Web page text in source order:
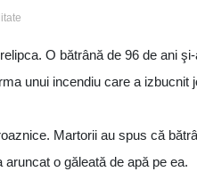
O bătrână de 96 de ani
unui incendiu care a izbucnit
Martorii au spus că
o găleată de apă pe ea.